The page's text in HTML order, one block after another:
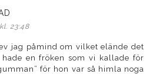
23:48
jag påmind om vilket elände det
en fröken som vi kallade för
för hon var så himla noga